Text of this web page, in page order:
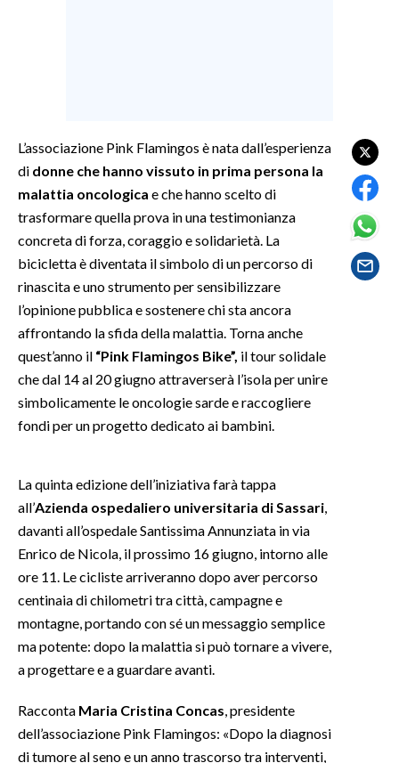
TENNIS
CULTURA
SPETTACOLI
GOSSIP
SALUTE
SARDEGNA TURISMO
EVENTI
#CARAUNIONE
3 MINUTI CON
INSULARITÀ
INFO AZIENDE
L’associazione Pink Flamingos è nata dall’esperienza
di donne che hanno vissuto in prima persona la
malattia oncologica e che hanno scelto di
trasformare quella prova in una testimonianza
concreta di forza, coraggio e solidarietà. La
bicicletta è diventata il simbolo di un percorso di
rinascita e uno strumento per sensibilizzare
l’opinione pubblica e sostenere chi sta ancora
affrontando la sfida della malattia. Torna anche
quest’anno il “Pink Flamingos Bike”, il tour solidale
che dal 14 al 20 giugno attraverserà l’isola per unire
simbolicamente le oncologie sarde e raccogliere
fondi per un progetto dedicato ai bambini.
La quinta edizione dell’iniziativa farà tappa
all’Azienda ospedaliero universitaria di Sassari
davanti all’ospedale Santissima Annunziata in via
Enrico de Nicola, il prossimo 16 giugno, intorno alle
ore 11. Le cicliste arriveranno dopo aver percorso
centinaia di chilometri tra città, campagne e
montagne, portando con sé un messaggio semplice
ma potente: dopo la malattia si può tornare a vivere,
a progettare e a guardare avanti.
Racconta Maria Cristina Concas , presidente
dell’associazione Pink Flamingos: «Dopo la diagnosi
di tumore al seno e un anno trascorso tra interventi,